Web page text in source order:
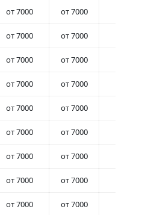
от 7000 от 7000
от 7000 от 7000
от 7000 от 7000
от 7000 от 7000
от 7000 от 7000
от 7000 от 7000
от 7000 от 7000
от 7000 от 7000
от 7000 от 7000